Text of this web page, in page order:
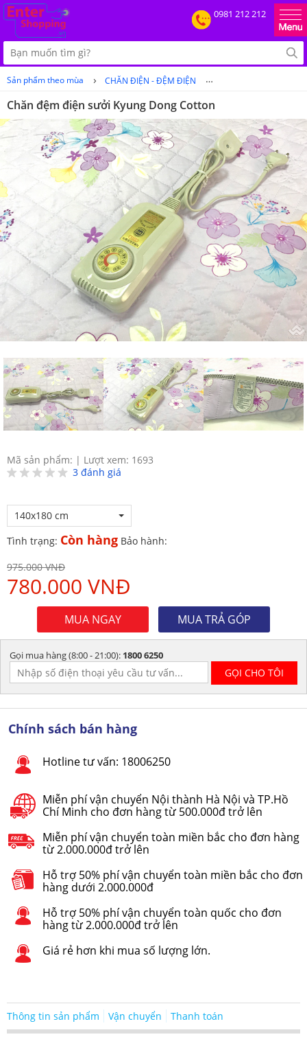
0981 212 212
Sản phẩm theo mùa › CHĂN ĐIỆN - ĐỆM ĐIỆN ›
Chăn đệm điện sưởi Kyung Dong Cotton
Mã sản phẩm: | Lượt xem: 1693
3 đánh giá
140x180 cm
Tình trạng: Còn hàng Bảo hành:
975.000 VNĐ
780.000 VNĐ
MUA NGAY MUA TRẢ GÓP
Gọi mua hàng (8:00 - 21:00): 1800 6250
Chính sách bán hàng
Hotline tư vấn: 18006250
Miễn phí vận chuyển Nội thành Hà Nội và TP.Hồ
Chí Minh cho đơn hàng từ 500.000đ trở lên
Miễn phí vận chuyển toàn miền bắc cho đơn hàng
từ 2.000.000đ trở lên
Hỗ trợ 50% phí vận chuyển toàn miền bắc cho đơn
hàng dưới 2.000.000đ
Hỗ trợ 50% phí vận chuyển toàn quốc cho đơn
hàng từ 2.000.000đ trở lên
Giá rẻ hơn khi mua số lượng lớn.
Thông tin sản phẩm Vận chuyển Thanh toán